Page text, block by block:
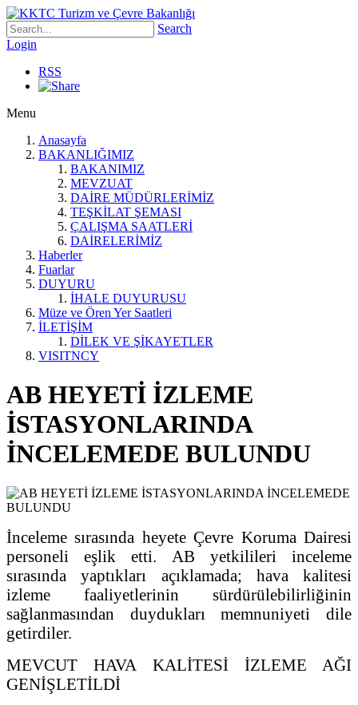
Search
Login
RSS
Menu
Anasayfa
BAKANLIĞIMIZ
BAKANIMIZ
MEVZUAT
DAİRE MÜDÜRLERİMİZ
TEŞKİLAT ŞEMASI
ÇALIŞMA SAATLERİ
DAİRELERİMİZ
Haberler
Fuarlar
DUYURU
İHALE DUYURUSU
Müze ve Ören Yer Saatleri
İLETİŞİM
DİLEK VE ŞİKAYETLER
VISITNCY
AB HEYETİ İZLEME
İSTASYONLARINDA
İNCELEMEDE BULUNDU
İnceleme sırasında heyete Çevre Koruma Dairesi
personeli eşlik etti. AB yetkilileri inceleme
sırasında yaptıkları açıklamada; hava kalitesi
izleme faaliyetlerinin sürdürülebilirliğinin
sağlanmasından duydukları memnuniyeti dile
getirdiler.
MEVCUT HAVA KALİTESİ İZLEME AĞI
GENİŞLETİLDİ